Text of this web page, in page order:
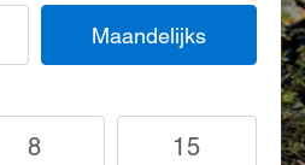
Maandelijks
8 15